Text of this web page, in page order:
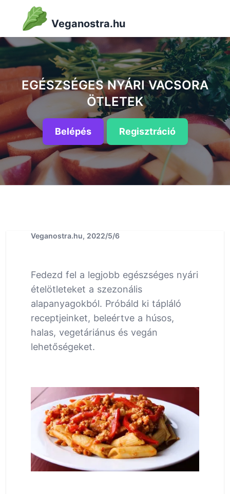
Veganostra.hu
EGÉSZSÉGES NYÁRI VACSORA
ÖTLETEK
Belépés Regisztráció
Veganostra.hu, 2022/5/6
Fedezd fel a legjobb egészséges nyári
ételötleteket a szezonális
alapanyagokból. Próbáld ki tápláló
receptjeinket, beleértve a húsos,
halas, vegetáriánus és vegán
lehetőségeket.